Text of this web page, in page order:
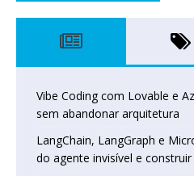
Vibe Coding com Lovable e
sem abandonar arquitetura
LangChain, LangGraph e
do agente invisível e